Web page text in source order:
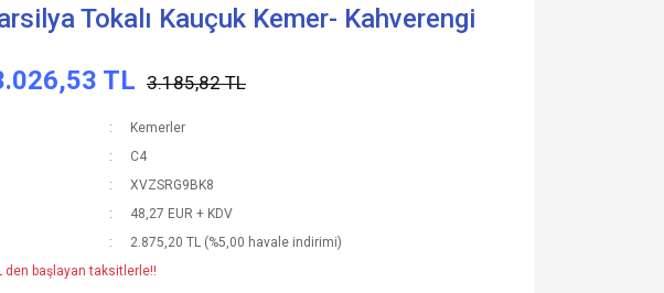
Tokalı Kauçuk Kemer- Kahverengi
TL 3.185,82 TL
Kemerler
C4
XVZSRG9BK8
48,27 EUR + KDV
2.875,20 TL (%5,00 havale indirimi)
den başlayan taksitlerle!!